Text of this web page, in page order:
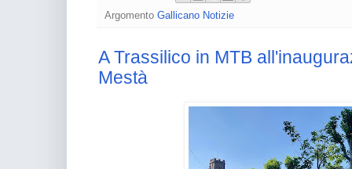
Argomento Gallicano Notizie
A Trassilico in MTB
Mestà